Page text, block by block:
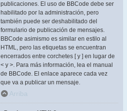
publicaciones. El uso de BBCode debe ser
habilitado por la administración, pero
también puede ser deshabilitado del
formulario de publicación de mensajes.
BBCode asimismo es similar en estilo al
HTML, pero las etiquetas se encuentran
encerrados entre corchetes [ y ] en lugar de
< y >. Para más información, lea el manual
de BBCode. El enlace aparece cada vez
que va a publicar un mensaje.
Arriba